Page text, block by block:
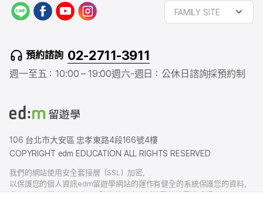
L
f
a
b
o
y
o
u
e
a
r
FAMILY SITE
預約諮詢 02-2711-3911
週一至五：10:00 – 19:00週六-週日：公休日 諮詢採預約制
106 台北市大安區 忠孝東路4段166號4樓
COPYRIGHT edm EDUCATION ALL RIGHTS RESERVED
我們的網站使用安全套接層（SSL）加密，
以保護您的個人資訊edm留遊學網站的運作有健全的系統保護您的資料，
我們也有賠償責任保險，以防您的個人資料洩露給外界造成損害